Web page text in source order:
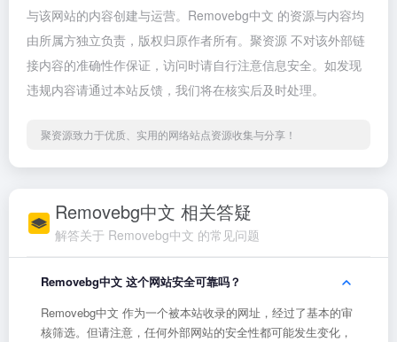
与该网站的内容创建与运营。Removebg中文 的资源与内容均
由所属方独立负责，版权归原作者所有。聚资源 不对该外部链
接内容的准确性作保证，访问时请自行注意信息安全。如发现
违规内容请通过本站反馈，我们将在核实后及时处理。
聚资源致力于优质、实用的网络站点资源收集与分享！
Removebg中文 相关答疑
解答关于 Removebg中文 的常见问题
Removebg中文 这个网站安全可靠吗？
Removebg中文 作为一个被本站收录的网址，经过了基本的审
核筛选。但请注意，任何外部网站的安全性都可能发生变化，